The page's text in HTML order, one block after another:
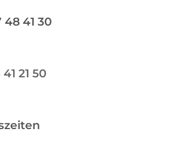
48 41 30
21 50